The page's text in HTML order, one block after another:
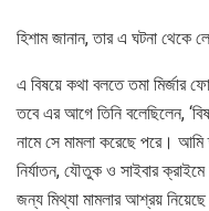
হিশাম জানান, তার এ ঘটনা থেকে
এ বিষয়ে কথা বলতে তমা মির্জার
তবে এর আগে তিনি বলেছিলেন,
নামে সে মামলা করেছে পরে। আমি
নির্যাতন, যৌতুক ও সাইবার
জন্য মিথ্যা মামলার আশ্রয়